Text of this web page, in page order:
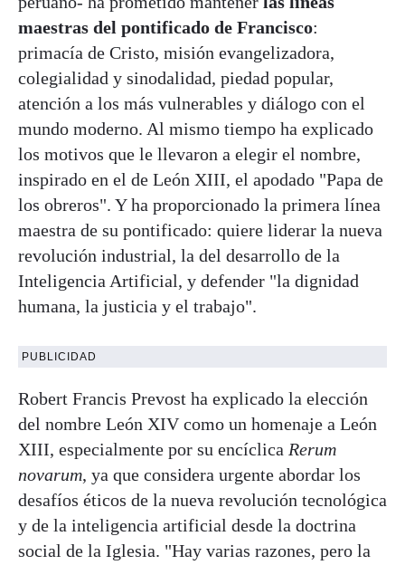
maestras del pontificado de Francisco:
primacía de Cristo, misión evangelizadora,
colegialidad y sinodalidad, piedad popular,
atención a los más vulnerables y diálogo con el
mundo moderno. Al mismo tiempo ha explicado
los motivos que le llevaron a elegir el nombre,
inspirado en el de León XIII, el apodado "Papa de
los obreros". Y ha proporcionado la primera línea
maestra de su pontificado: quiere liderar la nueva
revolución industrial, la del desarrollo de la
Inteligencia Artificial, y defender "la dignidad
humana, la justicia y el trabajo".
PUBLICIDAD
Robert Francis Prevost ha explicado la elección
del nombre León XIV como un homenaje a León
XIII, especialmente por su encíclica Rerum
novarum, ya que considera urgente abordar los
desafíos éticos de la nueva revolución tecnológica
y de la inteligencia artificial desde la doctrina
social de la Iglesia. "Hay varias razones, pero la